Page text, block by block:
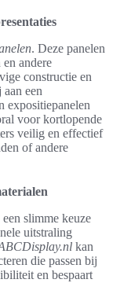
. Deze panelen
andere
constructie en
een
expositiepanelen
voor kortlopende
veilig en effectief
of andere
slimme keuze
uitstraling
kan
die passen bij
en bespaart